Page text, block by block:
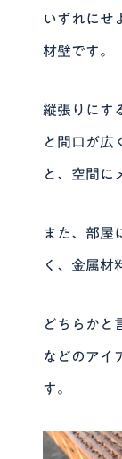
いずれにせ
材壁です。
縦張りにす
と間口が広
と、空間に
また、部屋
く、金属材
どちらかと
などのアイ
す。